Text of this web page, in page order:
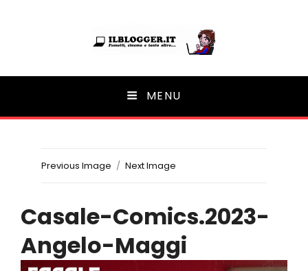
Ilblogger.it
Il portalino di blog | MENU
Previous Image Next Image
Casale-Comics.2023-
Angelo-Maggi